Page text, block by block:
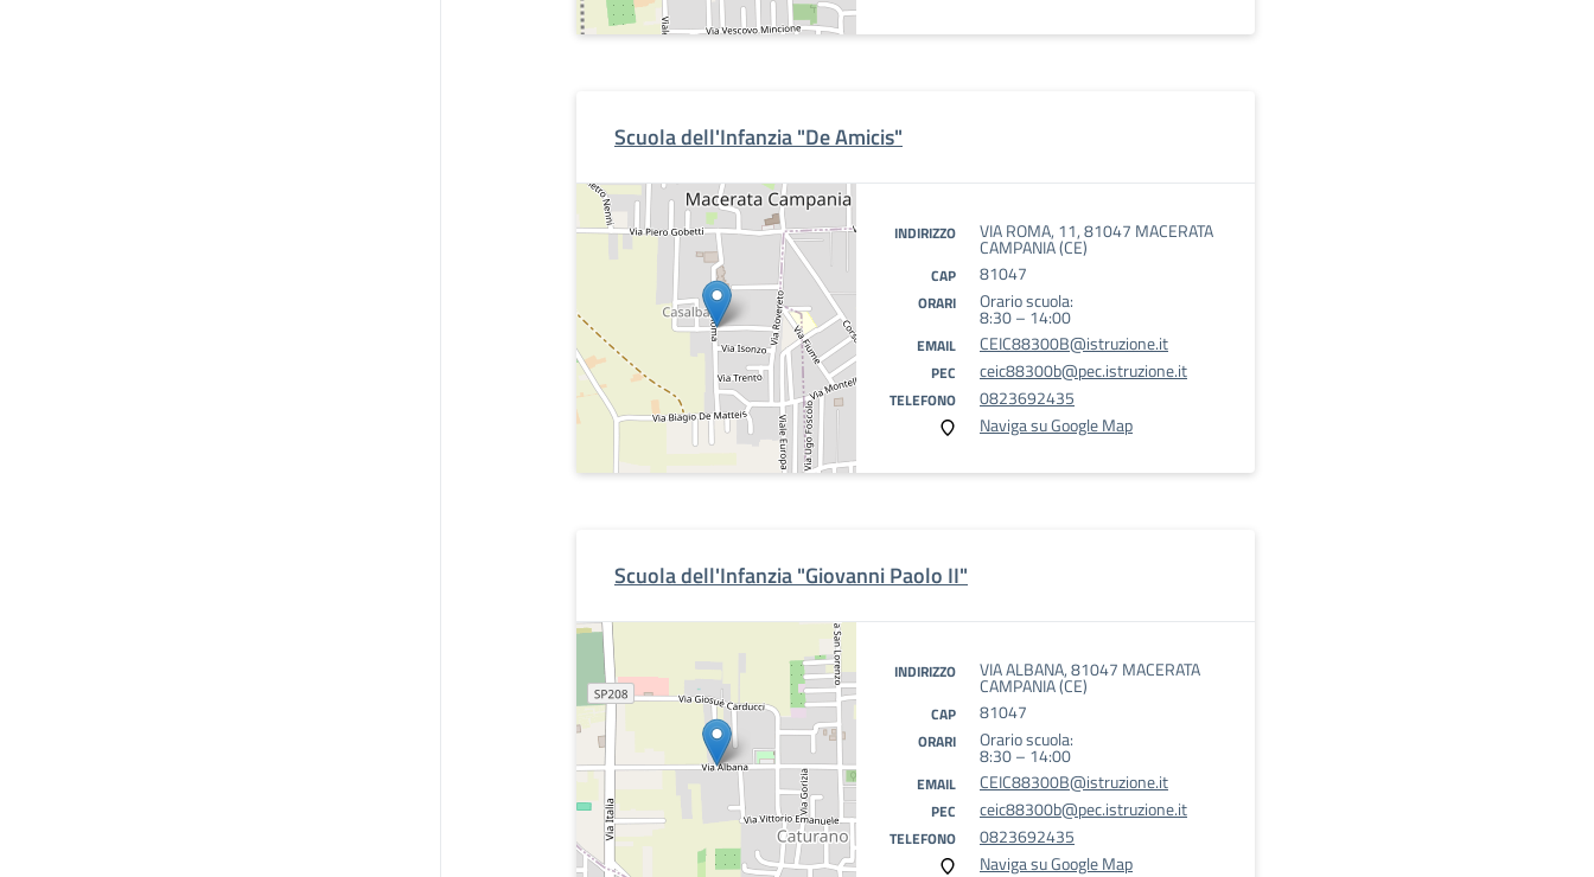
Scuola dell'Infanzia "De Amicis"
INDIRIZZO VIA ROMA, 11, 81047 MACERATA
CAMPANIA (CE)
CAP 81047
ORARI Orario scuola:
8:30 – 14:00
EMAIL CEIC88300B@istruzione.it
PEC ceic88300b@pec.istruzione.it
TELEFONO
0823692435
Naviga su Google Map
Scuola dell'Infanzia "Giovanni Paolo II"
INDIRIZZO VIA ALBANA, 81047 MACERATA
CAMPANIA (CE)
CAP 81047
ORARI Orario scuola:
8:30 – 14:00
EMAIL CEIC88300B@istruzione.it
PEC ceic88300b@pec.istruzione.it
TELEFONO
0823692435
Naviga su Google Map